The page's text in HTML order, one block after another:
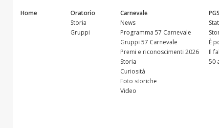
Home
Oratorio
Storia
Gruppi
Carnevale
News
Programma 57 Carnevale
Gruppi 57 Carnevale
Premi e riconoscimenti 2026
Storia
Curiosità
Foto storiche
Video
È
Il
50